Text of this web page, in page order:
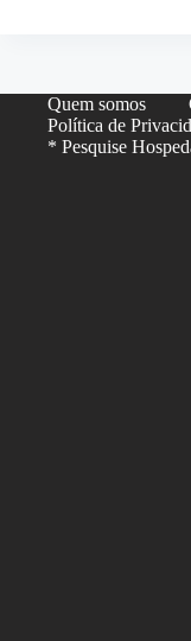
Quem somos
Política de
* Pesquise